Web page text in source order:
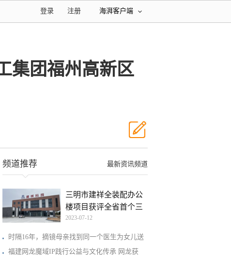
海湃客户端
注册
登录
集团福州高新区
最新资讯频道
频道推荐
三明市建祥全装配办公
楼项目获评全省首个三
星
2023-07-12
时隔16年，摘镜母亲找到同一个医生为女儿送
福建网龙魔域IP践行公益与文化传承 网龙获